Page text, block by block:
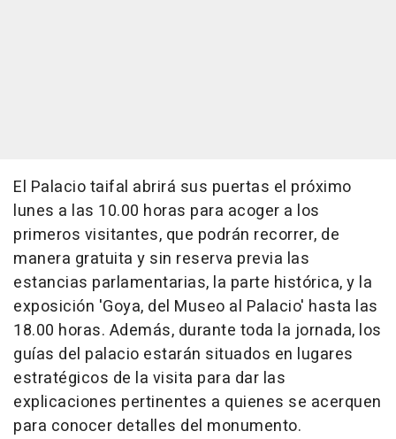
El Palacio taifal abrirá sus puertas el próximo
lunes a las 10.00 horas para acoger a los
primeros visitantes, que podrán recorrer, de
manera gratuita y sin reserva previa las
estancias parlamentarias, la parte histórica, y la
exposición 'Goya, del Museo al Palacio' hasta las
18.00 horas. Además, durante toda la jornada, los
guías del palacio estarán situados en lugares
estratégicos de la visita para dar las
explicaciones pertinentes a quienes se acerquen
para conocer detalles del monumento.